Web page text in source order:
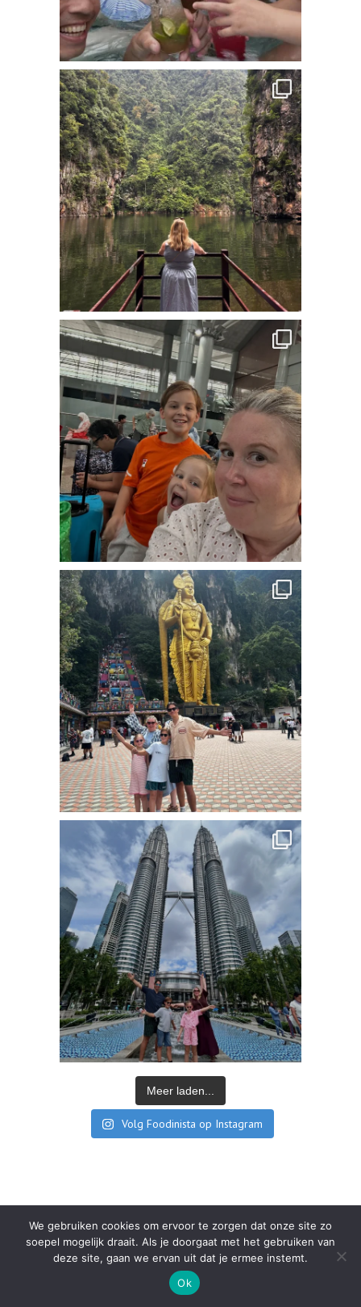
Meer laden...
Volg Foodinista op Instagram
We gebruiken cookies om ervoor te zorgen dat onze site zo
soepel mogelijk draait. Als je doorgaat met het gebruiken van
deze site, gaan we ervan uit dat je ermee instemt.
Ok